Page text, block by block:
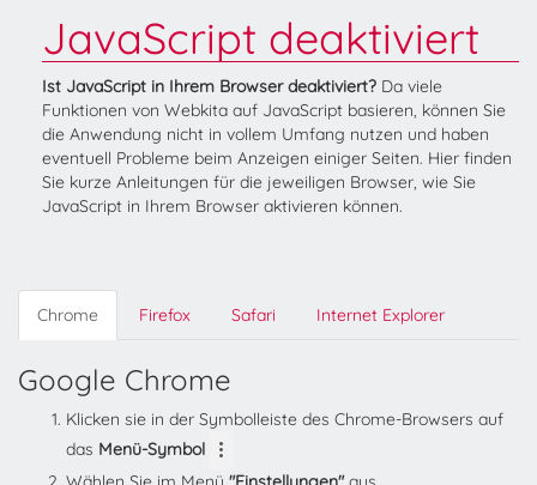
JavaScript deaktiviert
Ist JavaScript in Ihrem Browser deaktiviert? Da viele
Funktionen von Webkita auf JavaScript basieren, können Sie
die Anwendung nicht in vollem Umfang nutzen und haben
eventuell Probleme beim Anzeigen einiger Seiten. Hier finden
Sie kurze Anleitungen für die jeweiligen Browser, wie Sie
JavaScript in Ihrem Browser aktivieren können.
Chrome Firefox Safari Internet Explorer
Google Chrome
Klicken sie in der Symbolleiste des Chrome-Browsers auf
das Menü-Symbol